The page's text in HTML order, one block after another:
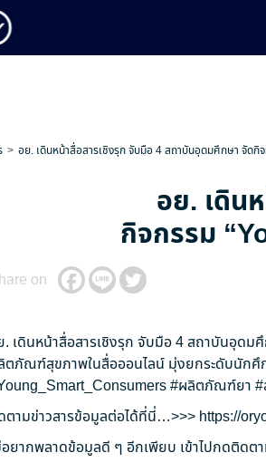
อย. เดินหน้าสื่อสารเชิงรุก จับมือ 4 สถาบันอุดมศึกษา จัดกิ
อย. เดิน
กิจกรรม
on
. เดินหน้าสื่อสารเชิงรุก จับมือ 4 สถาบันอุดม
ตภัณฑ์สุขภาพในสื่อออนไลน์ มุ่งยกระดับนักศึ
#ผลิตภัณฑ์ยา
ตามข่าวสารข้อมูลต่อได้ที่นี่…>>> https://
อยากพลาดข้อมูลดี ๆ อีกเพียบ เข้าไปกดติดต